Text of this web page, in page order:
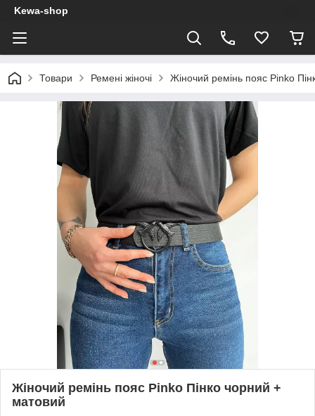
Kewa-shop
Товари Ремені жіночі Жіночий ремінь пояс Pinko
Жіночий ремінь пояс Pinko Пінко чорний +
матовий